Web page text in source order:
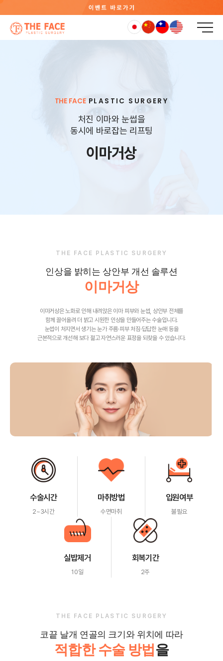
THE FACEPLASTIC SURGERY
처진 이마와 눈썹을
동시에 바로잡는 리프팅
이마거상
THE FACE PLASTIC SURGERY
인상을 밝히는 상안부 개선 솔루션
이마거상
이마거상은 노화로 인해 내려앉은 이마 피부와 눈썹, 상안부 전체를
함께 끌어올려 더 밝고 시원한 인상을 만들어주는 수술입니다.
눈썹이 처지면서 생기는 눈가 주름·피부 처짐·답답한 눈매 등을
근본적으로 개선해 보다 젊고 자연스러운 표정을 되찾을 수 있습니다.
수술시간
2~3시간
마취방법
수면마취
입원여부
불필요
실밥제거
10일
회복기간
2주
THE FACE PLASTIC SURGERY
코끝 날개 연골의 크기와 위치에 따라
적합한 수술 방법을